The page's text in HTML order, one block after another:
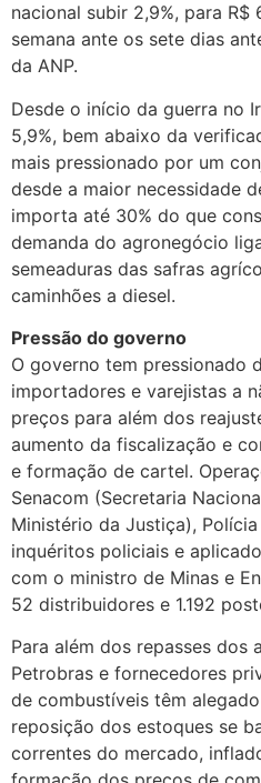
nacional subir 2,9%, para
semana ante os sete dias
da ANP.
Desde o início da guerra no
5,9%, bem abaixo da
mais pressionado por um
desde a maior necessidade
importa até 30% do que
demanda do agronegócio
semeaduras das safras
caminhões a diesel.
Pressão do governo
O governo tem pressionado
importadores e varejistas a
preços para além dos
aumento da fiscalização e
e formação de cartel.
Senacom (Secretaria
Ministério da Justiça),
inquéritos policiais e
com o ministro de Minas e
52 distribuidores e 1.192
Para além dos repasses dos
Petrobras e fornecedores
de combustíveis têm
reposição dos estoques se
correntes do mercado,